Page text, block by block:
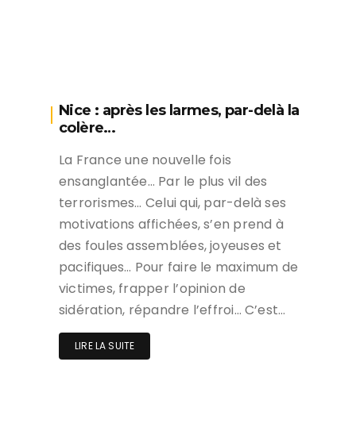
Nice : après les larmes, par-delà la
colère…
La France une nouvelle fois
ensanglantée… Par le plus vil des
terrorismes… Celui qui, par-delà ses
motivations affichées, s’en prend à
des foules assemblées, joyeuses et
pacifiques… Pour faire le maximum de
victimes, frapper l’opinion de
sidération, répandre l’effroi… C’est…
LIRE LA SUITE